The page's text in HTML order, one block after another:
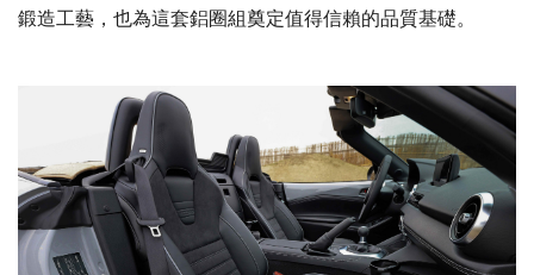
鍛造工藝，也為這套鋁圈組奠定值得信賴的品質基礎。